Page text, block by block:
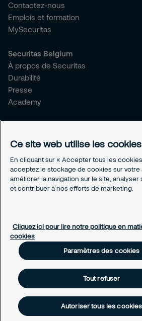
Contactez-nous
Emplois et formation
MySecuritas
Securitas Belgium
À propos de Securitas
Durabilité
Presse
Academy
Déclaration de confidentialité
Divulgation responsable
Assurance
Avis juridiques
Droits d’auteur © 2026 Securitas
Ce site web utilise les cookies
En cliquant sur « Accepter tous les
acceptez le stockage de cookies sur votre
améliorer la navigation sur le site, analyser
et contribuer à nos efforts de marketing.
Cliquez ici pour lire notre politique en
cookies
Paramètres des cookies
Tout refuser
Autoriser tous les cookies